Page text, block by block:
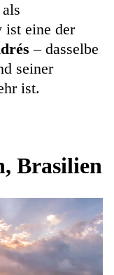
ist eine der
– dasselbe
seiner
ist.
Brasilien